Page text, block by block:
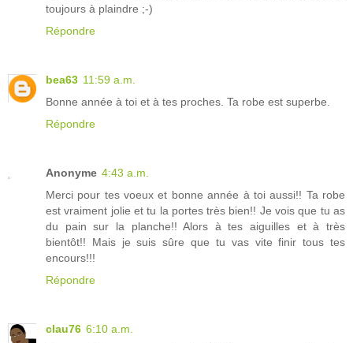
toujours à plaindre ;-)
Répondre
bea63 11:59 a.m.
Bonne année à toi et à tes proches. Ta robe est superbe.
Répondre
Anonyme 4:43 a.m.
Merci pour tes voeux et bonne année à toi aussi!! Ta robe
est vraiment jolie et tu la portes très bien!! Je vois que tu as
du pain sur la planche!! Alors à tes aiguilles et à très
bientôt!! Mais je suis sûre que tu vas vite finir tous tes
encours!!!
Répondre
clau76 6:10 a.m.